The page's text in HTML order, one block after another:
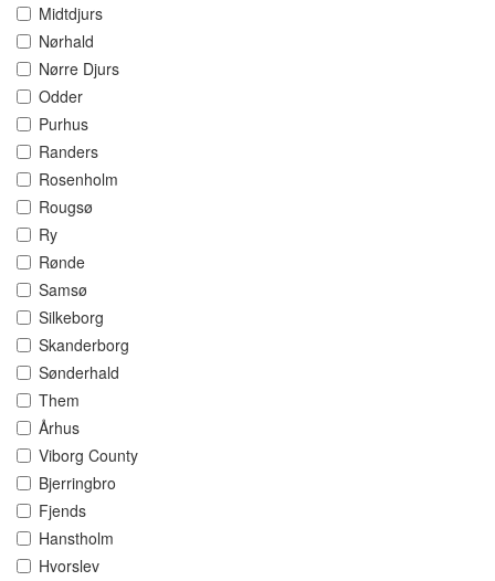
Midtdjurs
Nørhald
Nørre Djurs
Odder
Purhus
Randers
Rosenholm
Rougsø
Ry
Rønde
Samsø
Silkeborg
Skanderborg
Sønderhald
Them
Århus
Viborg County
Bjerringbro
Fjends
Hanstholm
Hvorslev